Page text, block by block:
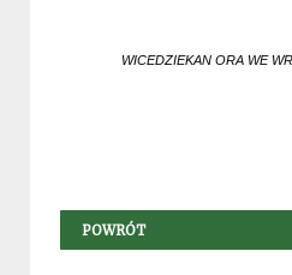
WICEDZIEKAN ORA WE
POWRÓT